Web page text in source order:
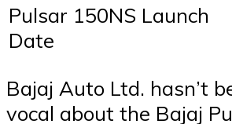
Pulsar 150NS Launch
Date
Bajaj Auto Ltd. hasn’t
vocal about the Bajaj